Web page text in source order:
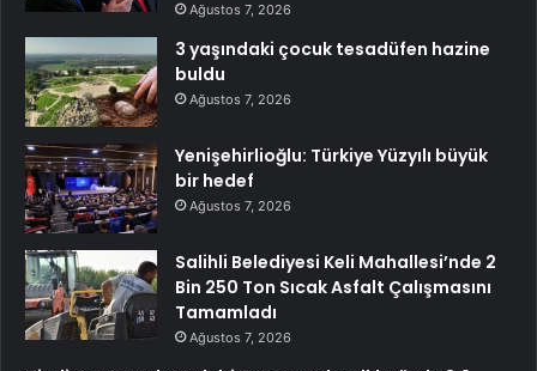
Ağustos 7, 2026
3 yaşındaki çocuk tesadüfen hazine
buldu
Ağustos 7, 2026
Yenişehirlioğlu: Türkiye Yüzyılı büyük
bir hedef
Ağustos 7, 2026
Salihli Belediyesi Keli Mahallesi’nde 2
Bin 250 Ton Sıcak Asfalt Çalışmasını
Tamamladı
Ağustos 7, 2026